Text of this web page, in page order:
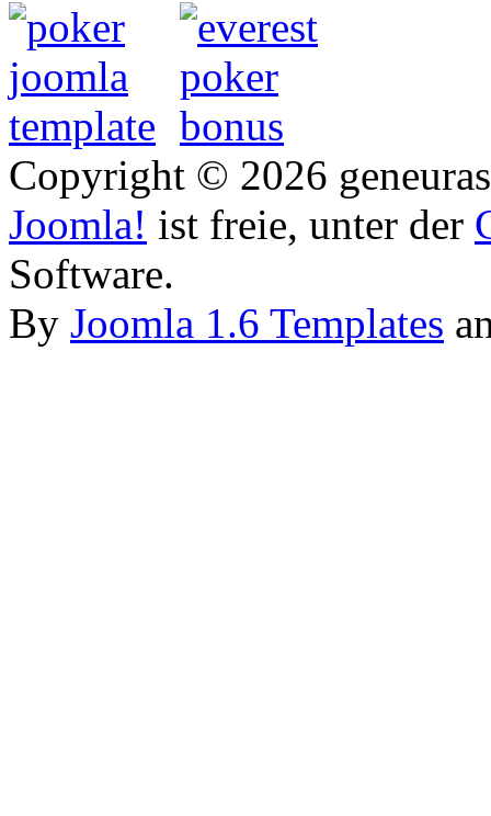
Copyright © 2026
Joomla! ist freie, unter der
Software.
By Joomla 1.6 Templates